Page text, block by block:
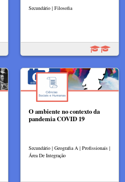
Secundário | Filosofia
O ambiente no contexto da
pandemia COVID 19
Secundário | Geografia A | Profissionais |
Área De Integração